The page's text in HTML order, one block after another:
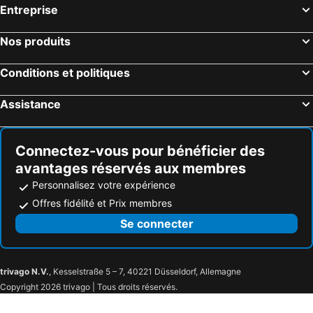
Mariánské Lázné, Karlovy Vary Hôtels
Cesky Krumlov / Krumau, Bohême du Sud Hôtels
Lipno nad Vltavou, Bohême du Sud Hôtels
Entreprise
Nos produits
Conditions et politiques
Assistance
Connectez-vous pour bénéficier des
avantages réservés aux membres
Personnalisez votre expérience
Offres fidélité et Prix membres
Se connecter
trivago N.V., Kesselstraße 5 – 7, 40221 Düsseldorf, Allemagne
Copyright 2026 trivago | Tous droits réservés.